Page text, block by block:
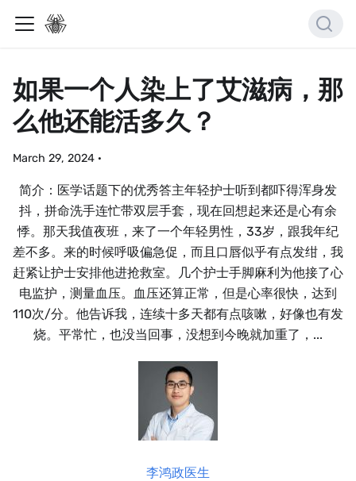
如果一个人染上了艾滋病，那
么他还能活多久？
March 29, 2024 ·
简介：医学话题下的优秀答主年轻护士听到都吓得浑身发
抖，拼命洗手连忙带双层手套，现在回想起来还是心有余
悸。那天我值夜班，来了一个年轻男性，33岁，跟我年纪
差不多。来的时候呼吸偏急促，而且口唇似乎有点发绀，我
赶紧让护士安排他进抢救室。几个护士手脚麻利为他接了心
电监护，测量血压。血压还算正常，但是心率很快，达到
110次/分。他告诉我，连续十多天都有点咳嗽，好像也有发
烧。平常忙，也没当回事，没想到今晚就加重了，...
李鸿政医生